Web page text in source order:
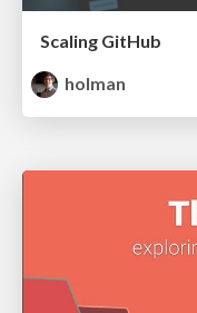
Scaling GitHub
holman